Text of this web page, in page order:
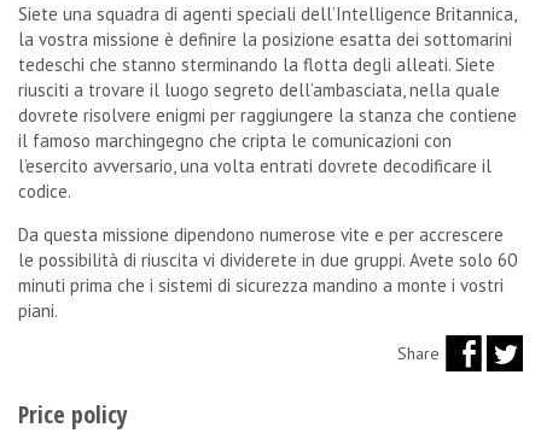
Siete una squadra di agenti speciali dell’Intelligence Britannica,
la vostra missione è definire la posizione esatta dei sottomarini
tedeschi che stanno sterminando la flotta degli alleati. Siete
riusciti a trovare il luogo segreto dell’ambasciata, nella quale
dovrete risolvere enigmi per raggiungere la stanza che contiene
il famoso marchingegno che cripta le comunicazioni con
l’esercito avversario, una volta entrati dovrete decodificare il
codice.
Da questa missione dipendono numerose vite e per accrescere
le possibilità di riuscita vi dividerete in due gruppi. Avete solo 60
minuti prima che i sistemi di sicurezza mandino a monte i vostri
piani.
Share
Price policy